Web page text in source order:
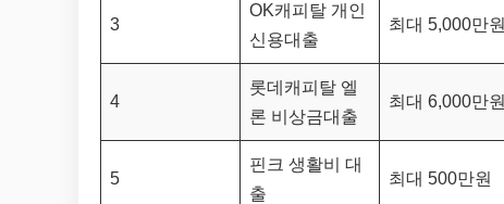
3
OK캐피탈 개인
신용대출
최대 5,000만원
4
롯데캐피탈 엘
론 비상금대출
최대 6,000만원
5
핀크 생활비 대
출
최대 500만원